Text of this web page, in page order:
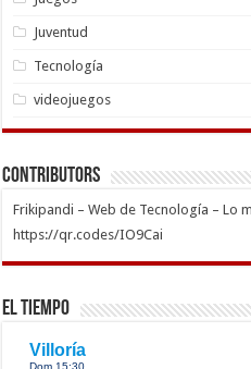
Juventud
Tecnología
videojuegos
Contributors
Frikipandi – Web de Tecnología – Lo
https://qr.codes/IO9Cai
El Tiempo